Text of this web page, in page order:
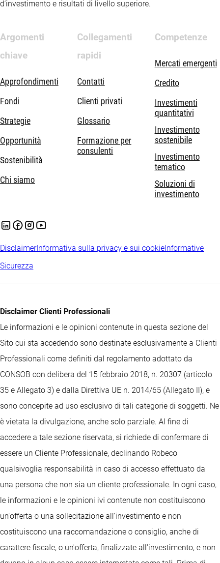
d’investimento e risultati di livello superiore.
Argomenti
chiave
Approfondimenti
Fondi
Strategie
Opportunità
Sostenibilità
Chi siamo
Collegamenti
rapidi
Contatti
Clienti privati
Glossario
Formazione per
consulenti
Competenze
Mercati emergenti
Credito
Investimenti
quantitativi
Investimento
sostenibile
Investimento
tematico
Soluzioni di
investimento
DisclaimerInformativa sulla privacy e sui cookieInformative
Sicurezza
Disclaimer Clienti Professionali
Le informazioni e le opinioni contenute in questa sezione del
Sito cui sta accedendo sono destinate esclusivamente a Clienti
Professionali come definiti dal regolamento adottato da
CONSOB con delibera del 15 febbraio 2018, n. 20307 (articolo
35 e Allegato 3) e dalla Direttiva UE n. 2014/65 (Allegato II), e
sono concepite ad uso esclusivo di tali categorie di soggetti. Ne
è vietata la divulgazione, anche solo parziale. Al fine di
accedere a tale sezione riservata, si richiede di confermare di
essere un Cliente Professionale, declinando Robeco
qualsivoglia responsabilità in caso di accesso effettuato da
una persona che non sia un cliente professionale. In ogni caso,
le informazioni e le opinioni ivi contenute non costituiscono
un'offerta o una sollecitazione all'investimento e non
costituiscono una raccomandazione o consiglio, anche di
carattere fiscale, o un'offerta, finalizzate all'investimento, e non